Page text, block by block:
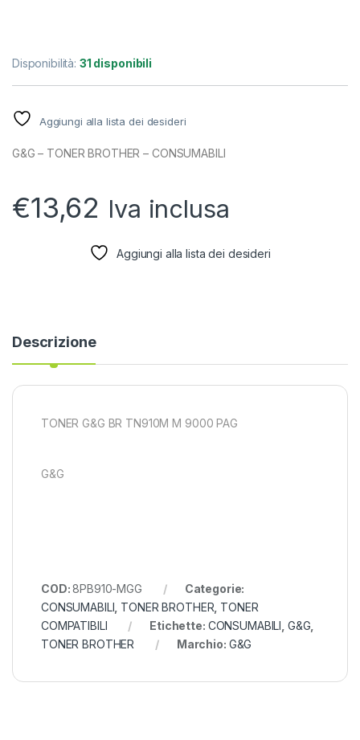
Disponibilità: 31 disponibili
Aggiungi alla lista dei desideri
G&G – TONER BROTHER – CONSUMABILI
€13,62 Iva inclusa
Aggiungi alla lista dei desideri
Descrizione
TONER G&G BR TN910M M 9000 PAG
G&G
COD:8PB910-MGG
Categorie:
CONSUMABILI TONER BROTHER TONER
COMPATIBILI
Etichette: CONSUMABILI G&G
TONER BROTHER
Marchio: G&G